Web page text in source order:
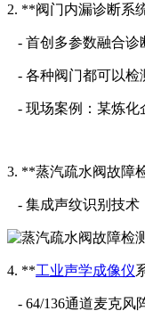
2. **阀门内漏诊断系
- 首创多参数融合诊
- 各种阀门都可以检
- 现场案例：某炼化
3. **蒸汽疏水阀故障
- 集成声纹识别技术
4. **工业声学成像仪
- 64/136通道麦克风